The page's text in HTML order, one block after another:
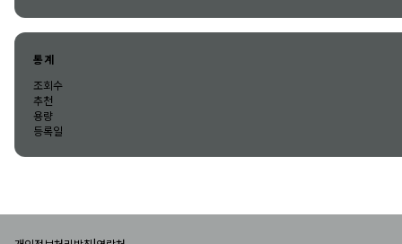
통계
조회수
추천
용량
등록일